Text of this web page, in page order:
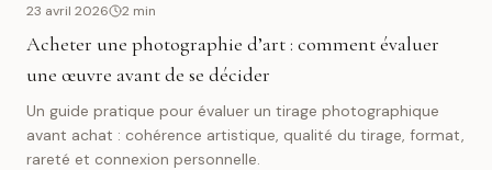
23 avril 2026 2 min
Acheter une photographie d’art : comment évaluer
une œuvre avant de se décider
Un guide pratique pour évaluer un tirage photographique
avant achat : cohérence artistique, qualité du tirage, format,
rareté et connexion personnelle.